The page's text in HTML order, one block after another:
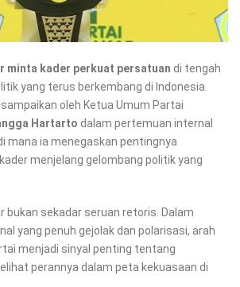
minta kader perkuat persatuan di tengah
yang terus berkembang di Indonesia.
oleh Ketua Umum Partai
Hartarto dalam pertemuan internal
mana ia menegaskan pentingnya
menjelang gelombang politik yang
bukan sekadar seruan retoris. Dalam
yang penuh gejolak dan polarisasi, arah
menjadi sinyal penting tentang
perannya dalam peta kekuasaan di